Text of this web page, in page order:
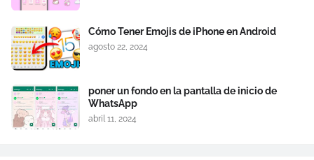
Cómo Tener Emojis de iPhone en Android
agosto 22, 2024
poner un fondo en la pantalla de inicio de
WhatsApp
abril 11, 2024